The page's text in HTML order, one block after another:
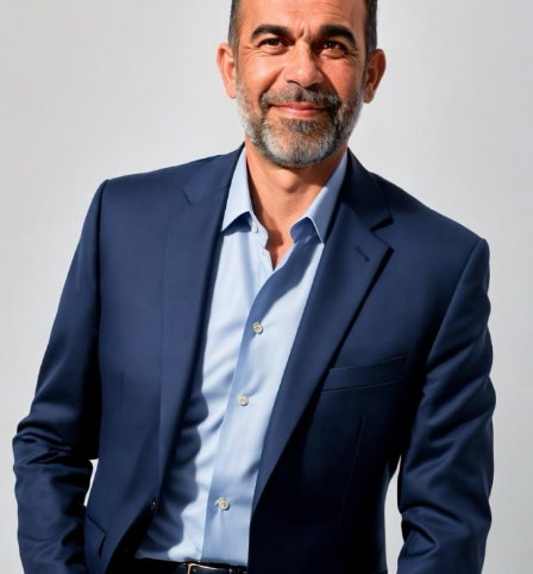
infinit de groși din motive practice și economice.
Zgomotul pașilor din camera de sus sau din coridorul
adiacent rămâne una dintre cele mai frecvente
nemulțumiri semnalate de oaspeți în recenziile online,
chiar și la unități altfel apreciate pentru servicii și
locație. De multe ori, oaspeții nu identifică pardoseala
drept sursa reală a problemei, ci descriu simplu senzația
de spațiu zgomotos sau agitat.
Pardoseala joacă un rol important în absorbția acestor
sunete, mai ales în zonele de trecere frecventă dintre
cameră și baie sau dintre pat și fereastră. Un material cu
proprietăți fonoabsorbante bune reduce transmiterea
zgomotului către camerele vecine și către etajele
inferioare, un aspect esențial mai ales în clădirile mai
vechi, cu structuri care nu au fost proiectate inițial
pentru izolare fonică performantă.
Rotația rapidă a oaspeților cere